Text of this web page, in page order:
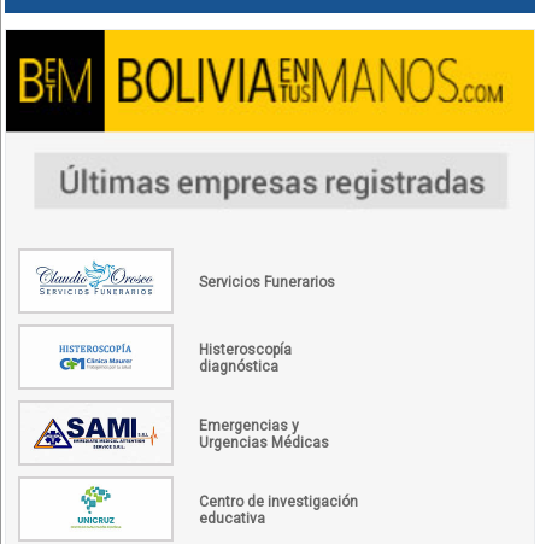
Servicios Funerarios
Histeroscopía
diagnóstica
Emergencias y
Urgencias Médicas
Centro de investigación
educativa